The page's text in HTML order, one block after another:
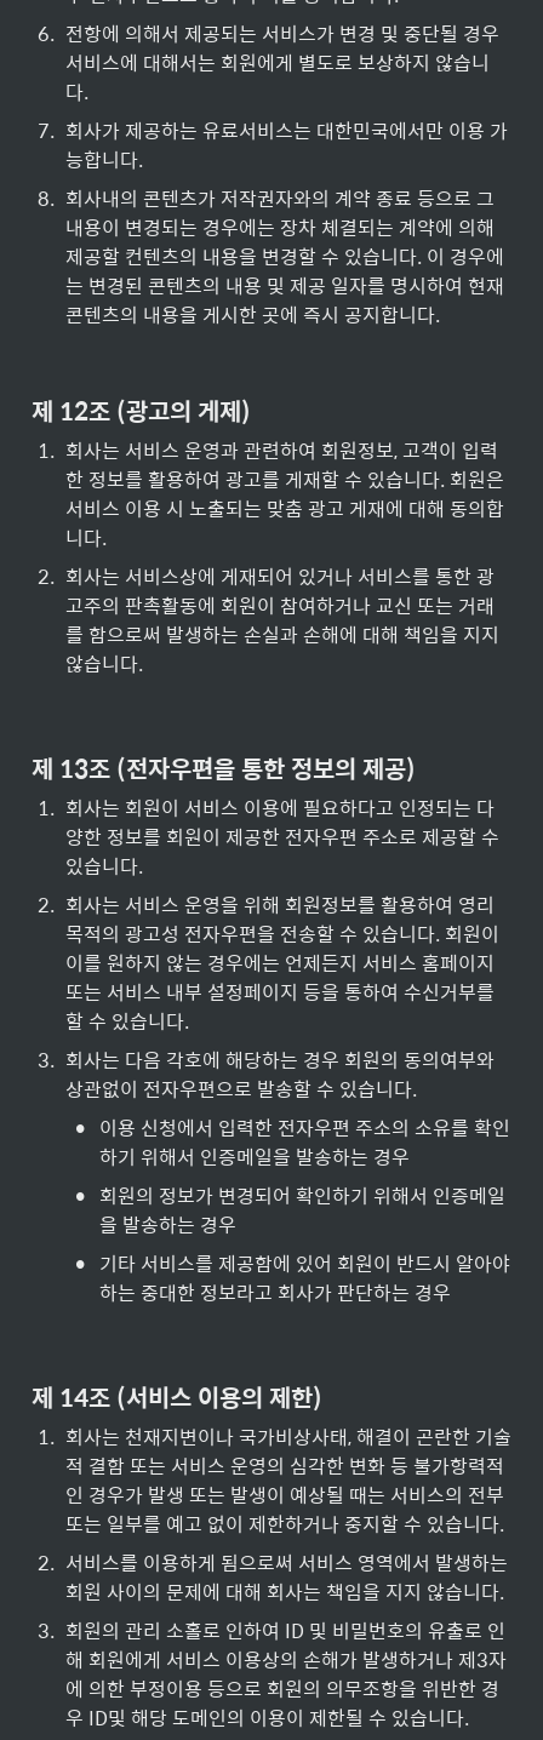
6. 전항에 의해서 제공되는 서비스가 변경 및 중단될 경우
서비스에 대해서는 회원에게 별도로 보상하지 않습니
다.
7. 회사가 제공하는 유료서비스는 대한민국에서만 이용 가
능합니다.
8. 회사내의 콘텐츠가 저작권자와의 계약 종료 등으로 그
내용이 변경되는 경우에는 장차 체결되는 계약에 의해
제공할 컨텐츠의 내용을 변경할 수 있습니다. 이 경우에
는 변경된 콘텐츠의 내용 및 제공 일자를 명시하여 현재
콘텐츠의 내용을 게시한 곳에 즉시 공지합니다.
제 12조 (광고의 게제)
1. 회사는 서비스 운영과 관련하여 회원정보, 고객이 입력
한 정보를 활용하여 광고를 게재할 수 있습니다. 회원은
서비스 이용 시 노출되는 맞춤 광고 게재에 대해 동의합
니다.
2. 회사는 서비스상에 게재되어 있거나 서비스를 통한 광
고주의 판촉활동에 회원이 참여하거나 교신 또는 거래
를 함으로써 발생하는 손실과 손해에 대해 책임을 지지
않습니다.
제 13조 (전자우편을 통한 정보의 제공)
1. 회사는 회원이 서비스 이용에 필요하다고 인정되는 다
양한 정보를 회원이 제공한 전자우편 주소로 제공할 수
있습니다.
2. 회사는 서비스 운영을 위해 회원정보를 활용하여 영리
목적의 광고성 전자우편을 전송할 수 있습니다. 회원이
이를 원하지 않는 경우에는 언제든지 서비스 홈페이지
또는 서비스 내부 설정페이지 등을 통하여 수신거부를
할 수 있습니다.
3. 회사는 다음 각호에 해당하는 경우 회원의 동의여부와
상관없이 전자우편으로 발송할 수 있습니다.
• 이용 신청에서 입력한 전자우편 주소의 소유를 확인
하기 위해서 인증메일을 발송하는 경우
• 회원의 정보가 변경되어 확인하기 위해서 인증메일
을 발송하는 경우
• 기타 서비스를 제공함에 있어 회원이 반드시 알아야
하는 중대한 정보라고 회사가 판단하는 경우
제 14조 (서비스 이용의 제한)
1. 회사는 천재지변이나 국가비상사태, 해결이 곤란한 기술
적 결함 또는 서비스 운영의 심각한 변화 등 불가항력적
인 경우가 발생 또는 발생이 예상될 때는 서비스의 전부
또는 일부를 예고 없이 제한하거나 중지할 수 있습니다.
2. 서비스를 이용하게 됨으로써 서비스 영역에서 발생하는
회원 사이의 문제에 대해 회사는 책임을 지지 않습니다.
3. 회원의 관리 소홀로 인하여 ID 및 비밀번호의 유출로 인
해 회원에게 서비스 이용상의 손해가 발생하거나 제3자
에 의한 부정이용 등으로 회원의 의무조항을 위반한 경
우 ID및 해당 도메인의 이용이 제한될 수 있습니다.